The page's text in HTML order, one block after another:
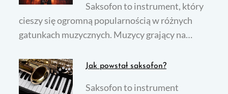
Saksofon to instrument, który
cieszy się ogromną popularnością w różnych
gatunkach muzycznych. Muzycy grający na…
Jak powstał saksofon?
Saksofon to instrument